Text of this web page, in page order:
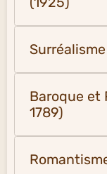
Baroque et
1789)